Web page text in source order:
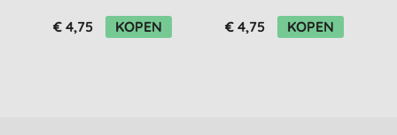
€ 4,75
KOPEN
Shampoo 400ml
€ 4,75 KOPEN